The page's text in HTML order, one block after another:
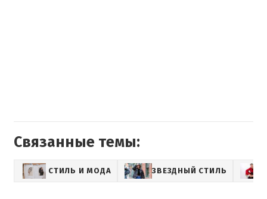
Связанные темы:
СТИЛЬ И МОДА ЗВЕЗДНЫЙ СТИЛЬ